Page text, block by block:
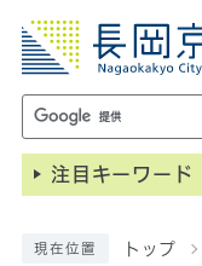
注目キーワード
現在位置 トップ